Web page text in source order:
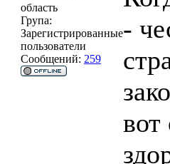
область
Група:
Зарегистрированные
пользователи
Сообщений: 259
-